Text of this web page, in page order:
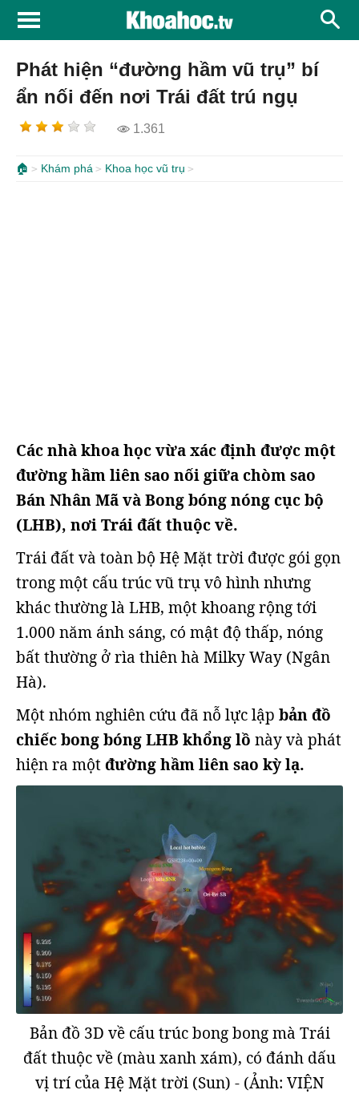
Phát hiện “đường hầm vũ trụ” bí
ẩn nối đến nơi Trái đất trú ngụ
1.361
🏠 Khám phá Khoa học vũ trụ
Các nhà khoa học vừa xác định được một
đường hầm liên sao nối giữa chòm sao
Bán Nhân Mã và Bong bóng nóng cục bộ
(LHB), nơi Trái đất thuộc về.
Trái đất và toàn bộ Hệ Mặt trời được gói gọn
trong một cấu trúc vũ trụ vô hình nhưng
khác thường là LHB, một khoang rộng tới
1.000 năm ánh sáng, có mật độ thấp, nóng
bất thường ở rìa thiên hà Milky Way (Ngân
Hà).
Một nhóm nghiên cứu đã nỗ lực lập bản đồ
chiếc bong bóng LHB khổng lồ này và phát
hiện ra mộtđường hầm liên sao kỳ lạ.
Bản đồ 3D về cấu trúc bong bong mà Trái
đất thuộc về (màu xanh xám), có đánh dấu
vị trí của Hệ Mặt trời (Sun) - (Ảnh: VIỆN